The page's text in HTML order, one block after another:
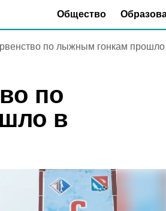
Общество
по лыжным гонкам прошло
по
в